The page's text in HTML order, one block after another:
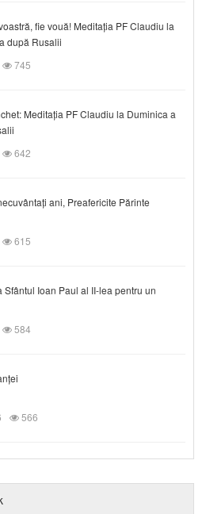
fie vouă! Meditația PF Claudiu la
după Rusalii
745
Meditația PF Claudiu la Duminica a
642
ani, Preafericite Părinte
615
Sfântul Ioan Paul al II-lea pentru un
584
566